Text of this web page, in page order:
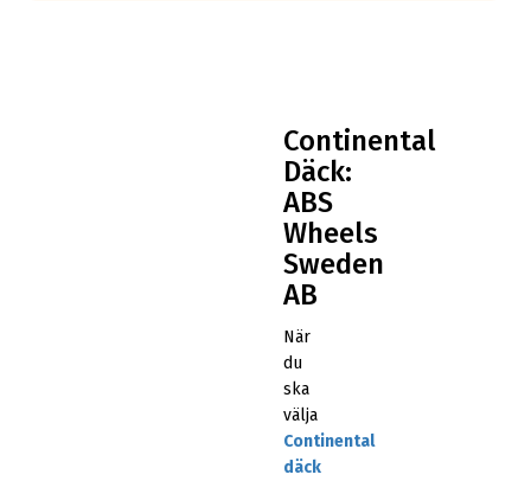
Continental
Däck:
ABS
Wheels
Sweden
AB
När
du
ska
välja
Continental
däck